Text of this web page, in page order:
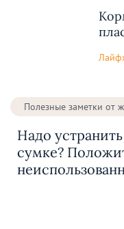
Полезные заметки от